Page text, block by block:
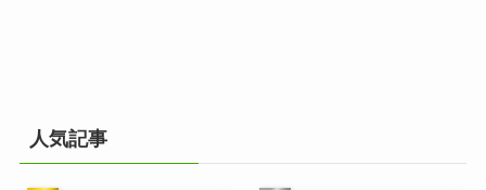
人気記事